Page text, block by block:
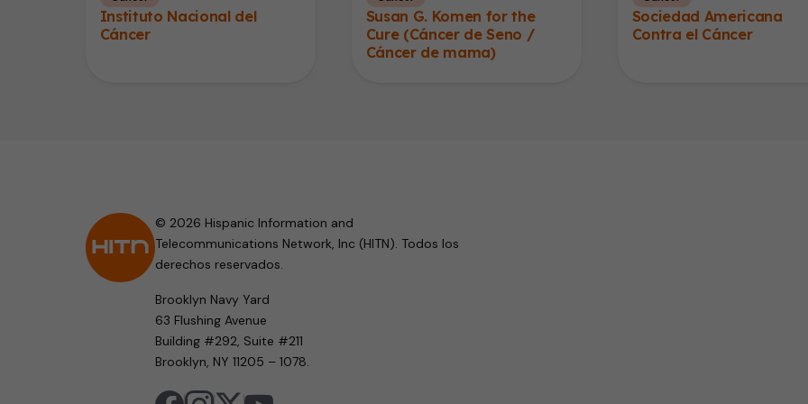
Instituto Nacional del
Cáncer
Susan G. Komen for the
Cure (Cáncer de Seno /
Cáncer de mama)
Sociedad Americana
Contra el Cáncer
© 2026 Hispanic Information and
Telecommunications Network, Inc (HITN). Todos los
derechos reservados.
Brooklyn Navy Yard
63 Flushing Avenue
Building #292, Suite #211
Brooklyn, NY 11205 – 1078.